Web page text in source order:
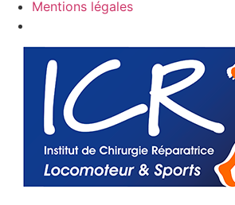
Mentions légales